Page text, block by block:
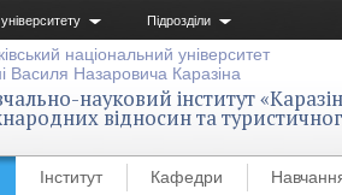
Підрозділи
національний університет
Василя Назаровича Каразіна
науковий інститут
відносин та
Інститут Кафедри